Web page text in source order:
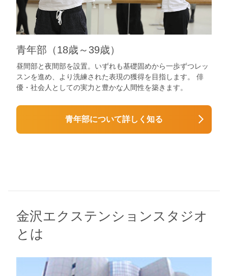
青年部（18歳～39歳）
昼間部と夜間部を設置。いずれも基礎固めから一歩ずつレッ
スンを進め、より洗練された表現の獲得を目指します。 俳
優・社会人としての実力と豊かな人間性を築きます。
青年部について詳しく知る
金沢エクステンションスタジオ
とは